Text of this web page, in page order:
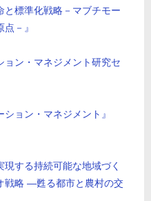
と標準化戦略－マブチモー
－』
ョン・マネジメント研究セ
ション・マネジメント』
現する持続可能な地域づく
戦略 ―甦る都市と農村の交